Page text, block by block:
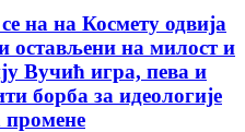
на на Космету одвија
остављени на милост и
Вучић игра, пева и
борба за идеологије
промене